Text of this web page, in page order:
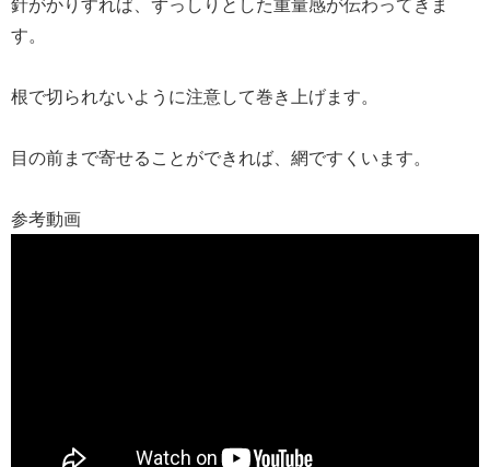
針がかりすれば、ずっしりとした重量感が伝わってきま
す。
根で切られないように注意して巻き上げます。
目の前まで寄せることができれば、網ですくいます。
参考動画